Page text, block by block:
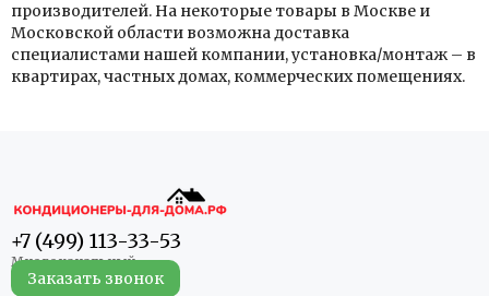
производителей. На некоторые товары в Москве и
Московской области возможна доставка
специалистами нашей компании, установка/монтаж – в
квартирах, частных домах, коммерческих помещениях.
+7 (499) 113-33-53
Заказать звонок